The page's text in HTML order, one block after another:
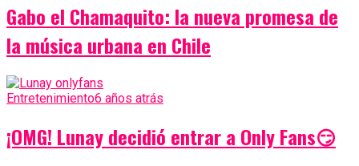
Gabo el Chamaquito: la nueva promesa de
la música urbana en Chile
Entretenimiento6 años atrás
¡OMG! Lunay decidió entrar a Only Fans😏